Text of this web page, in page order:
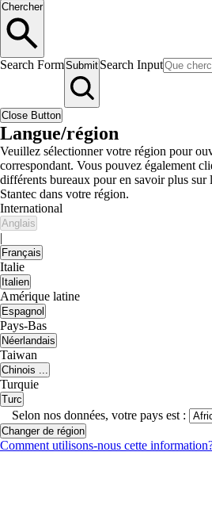
Chercher
Search FormSubmit Search Input
Close Button
Langue/région
Veuillez sélectionner votre région pour
correspondant. Vous pouvez également
différents bureaux pour en savoir plus sur
Stantec dans votre région.
International
Anglais
|
Français
Italie
Italien
Amérique latine
Espagnol
Pays-Bas
Néerlandais
Taiwan
Chinois ...
Turquie
Turc
Selon nos données, votre pays est :
Changer de région
Comment utilisons-nous cette